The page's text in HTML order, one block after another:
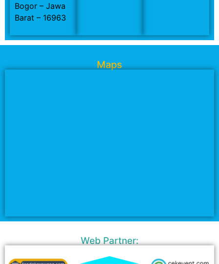
Bogor – Jawa
Barat – 16963
Maps
Web Partner: